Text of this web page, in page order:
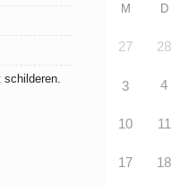
M D
27 28
3 4
10 11
17 18